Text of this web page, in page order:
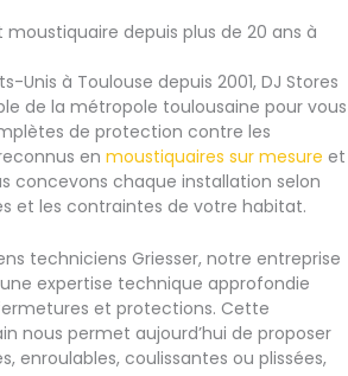
moustiquaire depuis plus de 20 ans à
Unis à Toulouse depuis 2001, DJ Stores
de la métropole toulousaine pour vous
de protection contre les
en moustiquaires sur mesure et
concevons chaque installation selon
et les contraintes de votre habitat.
techniciens Griesser, notre entreprise
expertise technique approfondie
et protections. Cette
nous permet aujourd’hui de proposer
enroulables, coulissantes ou plissées,